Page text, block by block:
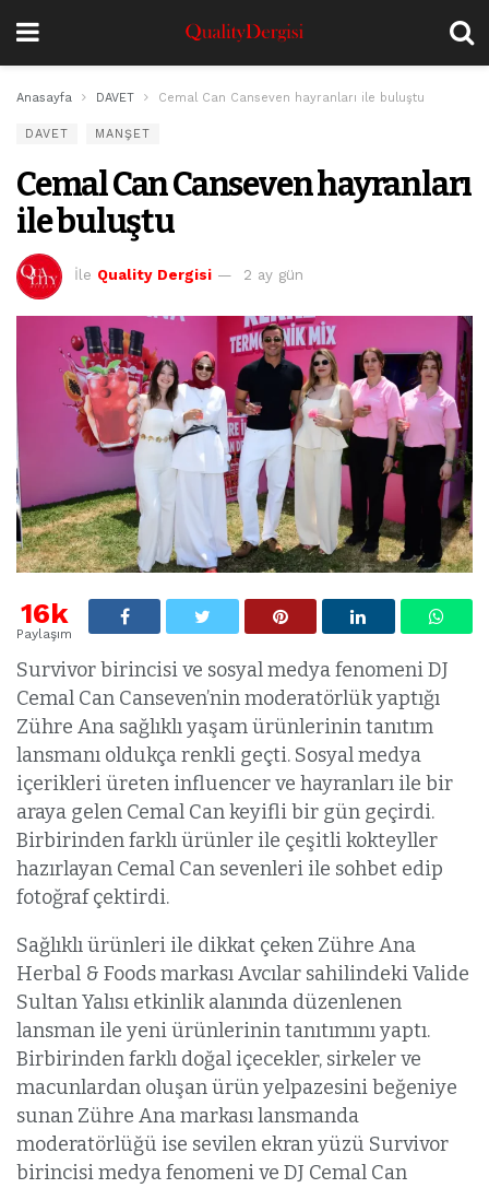
Anasayfa DAVET Cemal Can Canseven hayranları ile buluştu
DAVET MANŞET
Cemal Can Canseven hayranları
ile buluştu
İle Quality Dergisi 2 ay gün
16k
Paylaşım
Survivor birincisi ve sosyal medya fenomeni DJ
Cemal Can Canseven’nin moderatörlük yaptığı
Zühre Ana sağlıklı yaşam ürünlerinin tanıtım
lansmanı oldukça renkli geçti. Sosyal medya
içerikleri üreten influencer ve hayranları ile bir
araya gelen Cemal Can keyifli bir gün geçirdi.
Birbirinden farklı ürünler ile çeşitli kokteyller
hazırlayan Cemal Can sevenleri ile sohbet edip
fotoğraf çektirdi.
Sağlıklı ürünleri ile dikkat çeken Zühre Ana
Herbal & Foods markası Avcılar sahilindeki Valide
Sultan Yalısı etkinlik alanında düzenlenen
lansman ile yeni ürünlerinin tanıtımını yaptı.
Birbirinden farklı doğal içecekler, sirkeler ve
macunlardan oluşan ürün yelpazesini beğeniye
sunan Zühre Ana markası lansmanda
moderatörlüğü ise sevilen ekran yüzü Survivor
birincisi medya fenomeni ve DJ Cemal Can